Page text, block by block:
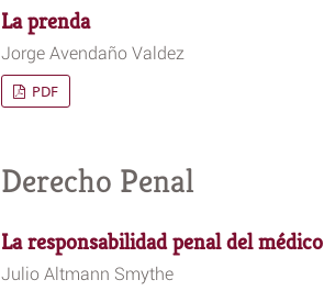
La prenda
Jorge Avendaño Valdez
PDF
Derecho Penal
La responsabilidad penal del médico
Julio Altmann Smythe